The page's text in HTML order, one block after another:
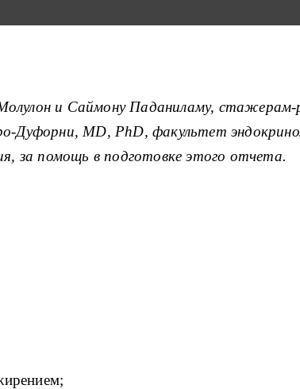
и Саймону Паданиламу, стажерам-
MD, PhD, факультет
за помощь в подготовке этого отчета.